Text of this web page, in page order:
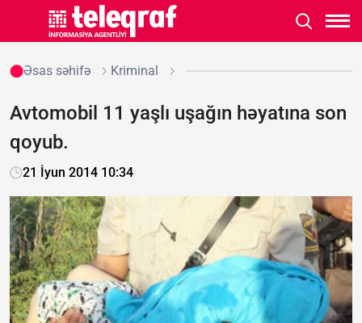
Əsas səhifə Kriminal
Avtomobil 11 yaşlı uşağın həyatına son
qoyub.
21 İyun 2014 10:34